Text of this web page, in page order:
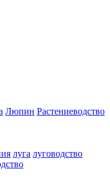
Люпин Растениеводство
луга луговодство